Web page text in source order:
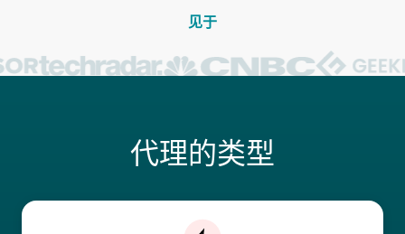
见于
代理的类型